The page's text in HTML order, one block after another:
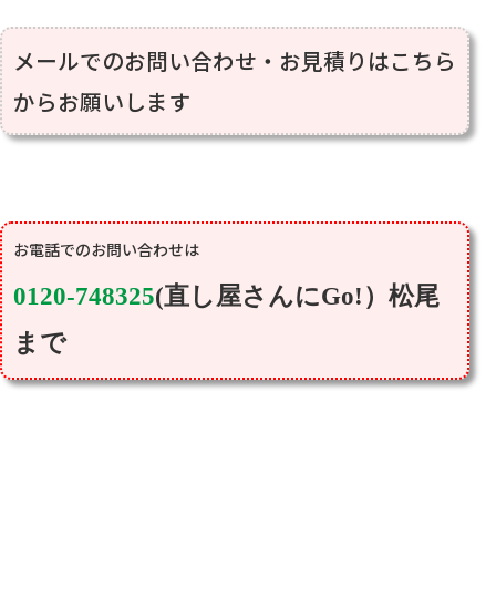
メールでのお問い合わせ・お見積りはこちら
からお願いします
0120-748325(直し屋さんにGo!）松尾
まで